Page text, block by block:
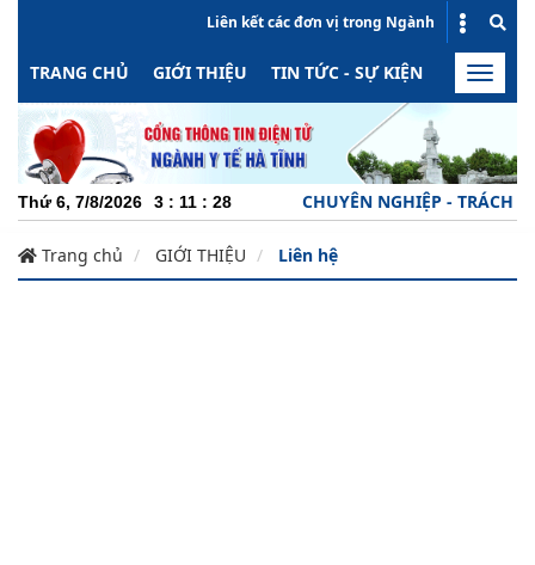
Liên kết các đơn vị trong Ngành
TRANG CHỦ GIỚI THIỆU TIN TỨC - SỰ KIỆN HOẠT
Toggle
Thứ 6, 7/8/2026 3 : 11 : 28 CHUYÊN NGHIỆP - TRÁCH
Trang chủ GIỚI THIỆU Liên hệ